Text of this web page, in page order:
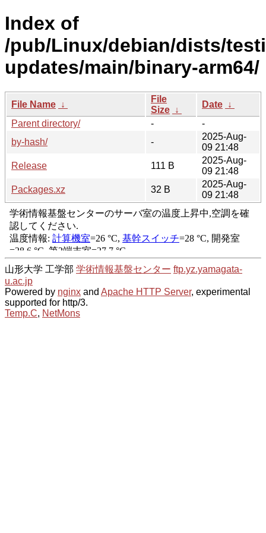
Index of
/pub/Linux/debian/dists/
updates/main/binary-arm64/
File Name ↓
File
Size ↓
Date ↓
Parent directory/
-
-
by-hash/
-
2025-Aug-
09 21:48
Release
111 B
2025-Aug-
09 21:48
Packages.xz
32 B
2025-Aug-
09 21:48
山形大学 工学部 学術情報基盤センター ftp.yz.yamagata-
u.ac.jp
Powered by nginx and Apache HTTP Server, experimental
supported for http/3.
Temp.C, NetMons